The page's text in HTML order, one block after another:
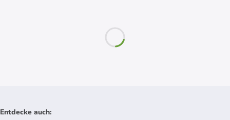
Entdecke auch: